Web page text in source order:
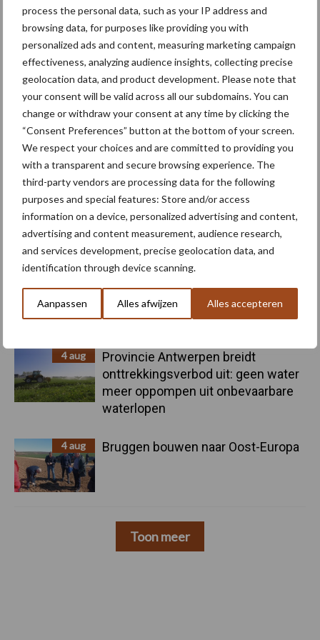
process the personal data, such as your IP address and
browsing data, for purposes like providing you with
personalized ads and content, measuring marketing campaign
effectiveness, analyzing audience insights, collecting precise
geolocation data, and product development. Please note that
your consent will be valid across all our subdomains. You can
change or withdraw your consent at any time by clicking the
“Consent Preferences” button at the bottom of your screen.
We respect your choices and are committed to providing you
with a transparent and secure browsing experience. The
third-party vendors are processing data for the following
purposes and special features: Store and/or access
information on a device, personalized advertising and content,
advertising and content measurement, audience research,
and services development, precise geolocation data, and
identification through device scanning.
Aanpassen Alles afwijzen Alles accepteren
Primaire
Sidebar
Recent nieuws Partner nieuws
10 aug
Tot 5 ton per wiel om
ondergrondverdichting te beperken
6 aug
"Hoge verwachtingen van schijven
voor kouters"
5 aug
Nieuwe compacte gedragen
pootcombinatie van AVR
4 aug
Provincie Antwerpen breidt
onttrekkingsverbod uit: geen water
meer oppompen uit onbevaarbare
waterlopen
4 aug Bruggen bouwen naar Oost-Europa
Toon meer
Toon meer